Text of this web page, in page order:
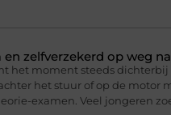
en zelfverzekerd op weg
het moment steeds
het stuur of op de motor
examen. Veel jongeren